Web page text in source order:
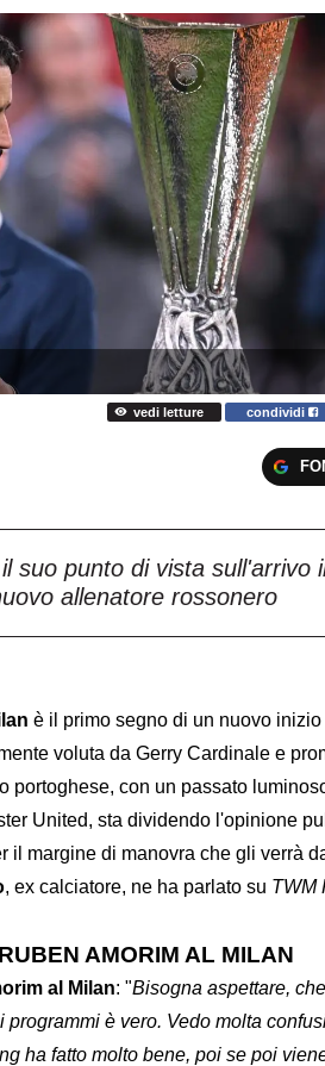
vedi letture condividi
suo punto di vista sull'arrivo
allenatore rossonero
è il primo segno di un nuovo
voluta da Gerry Cardinale e
portoghese, con un passato
United, sta dividendo l'opinione
il margine di manovra che gli verrà
, ex calciatore, ne ha parlato su TWM
AMORIM AL MILAN
al Milan: "Bisogna aspettare,
è vero. Vedo molta
ha fatto molto bene, poi se poi